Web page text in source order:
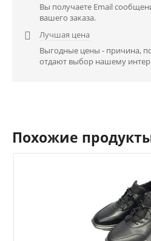
Вы получаете Email
вашего заказа.

Лучшая цена
Выгодные цены - причина,
отдают выбор нашему
Похожие